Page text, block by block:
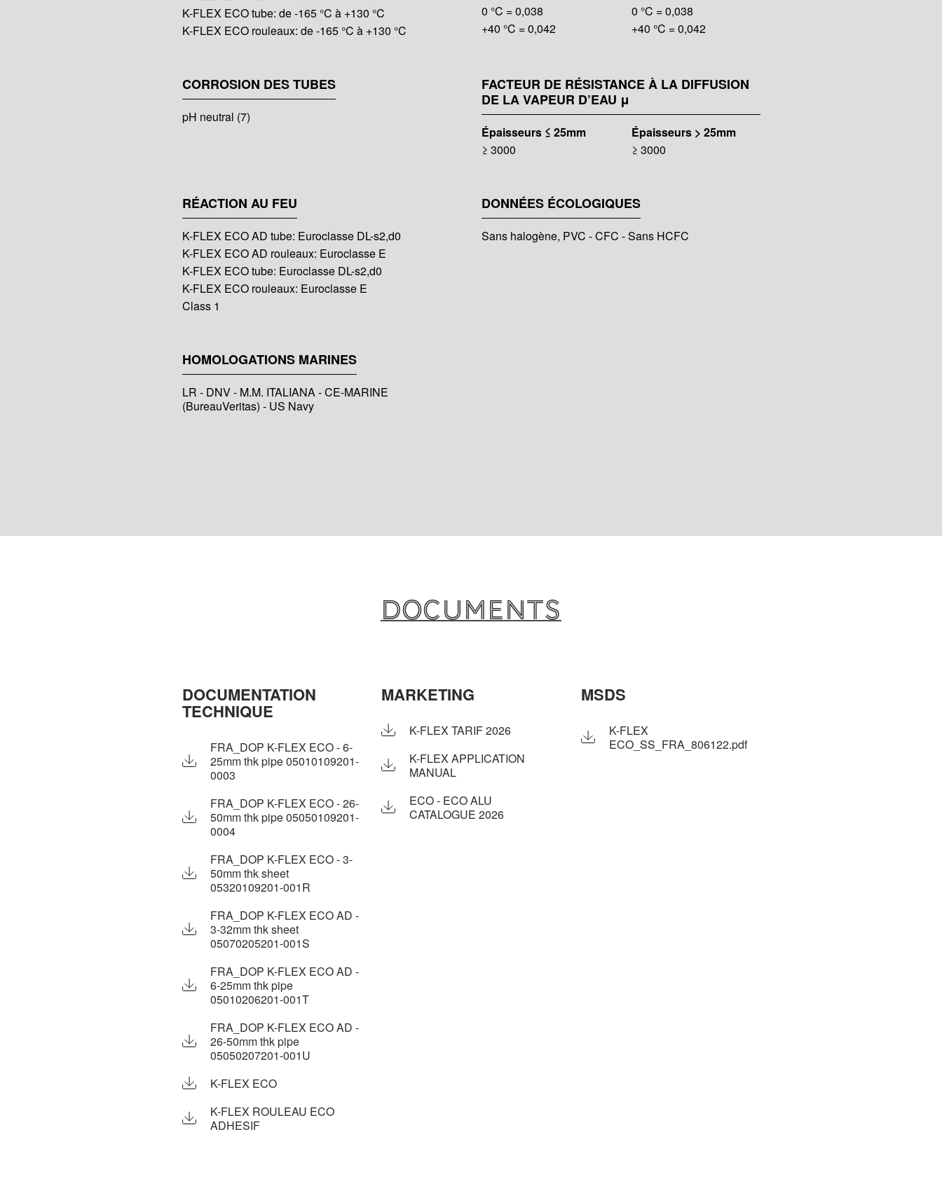
K-FLEX ECO tube: de -165 °C à +130 °C
K-FLEX ECO rouleaux: de -165 °C à +130 °C
0 °C = 0,038
+40 °C = 0,042
0 °C = 0,038
+40 °C = 0,042
CORROSION DES TUBES
pH neutral (7)
FACTEUR DE RÉSISTANCE À LA DIFFUSION
DE LA VAPEUR D’EAU μ
Épaisseurs ≤ 25mm
≥ 3000
Épaisseurs > 25mm
≥ 3000
RÉACTION AU FEU
K-FLEX ECO AD tube: Euroclasse DL-s2,d0
K-FLEX ECO AD rouleaux: Euroclasse E
K-FLEX ECO tube: Euroclasse DL-s2,d0
K-FLEX ECO rouleaux: Euroclasse E
Class 1
DONNÉES ÉCOLOGIQUES
Sans halogène, PVC - CFC - Sans HCFC
HOMOLOGATIONS MARINES
LR - DNV - M.M. ITALIANA - CE-MARINE
(BureauVeritas) - US Navy
Documents
DOCUMENTATION
TECHNIQUE
FRA_DOP K-FLEX ECO - 6-
25mm thk pipe 05010109201-
0003
FRA_DOP K-FLEX ECO - 26-
50mm thk pipe 05050109201-
0004
FRA_DOP K-FLEX ECO - 3-
50mm thk sheet
05320109201-001R
FRA_DOP K-FLEX ECO AD -
3-32mm thk sheet
05070205201-001S
FRA_DOP K-FLEX ECO AD -
6-25mm thk pipe
05010206201-001T
FRA_DOP K-FLEX ECO AD -
26-50mm thk pipe
05050207201-001U
K-FLEX ECO
K-FLEX ROULEAU ECO
ADHESIF
MARKETING
K-FLEX TARIF 2026
K-FLEX APPLICATION
MANUAL
ECO - ECO ALU
CATALOGUE 2026
MSDS
K-FLEX
ECO_SS_FRA_806122.pdf